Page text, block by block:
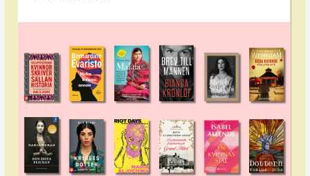
Men låt oss aldrig glömma alla de kvinnor som
som slogs för dig och mig.